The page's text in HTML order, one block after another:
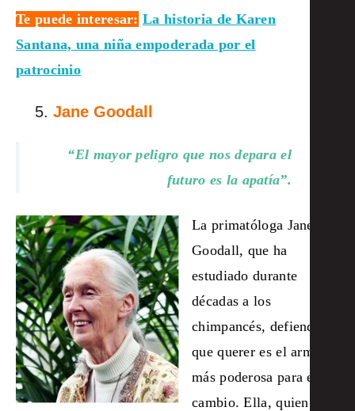
Te puede interesar: La historia de Karen
Santana, una niña empoderada por el
patrocinio
Jane Goodall
“El mayor peligro que nos depara el
futuro es la apatía”.
La primatóloga Jane
Goodall, que ha
estudiado durante
décadas a los
chimpancés, defiende
que querer es el arma
más poderosa para el
cambio. Ella, quien